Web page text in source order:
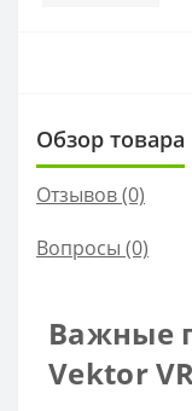
Обзор товара
Отзывов (0)
Вопросы (0)
Важные
Vektor